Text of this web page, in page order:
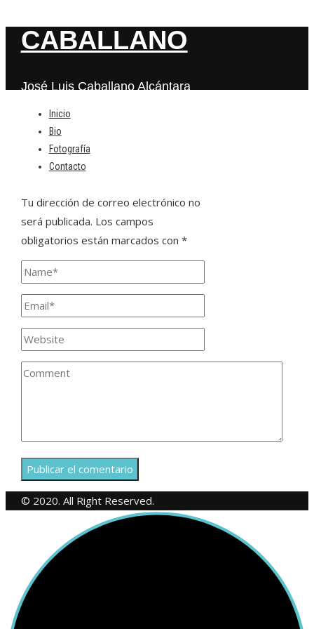
CABALLANO
José Luis Caballano Alcántara
Inicio
Bio
Fotografía
Contacto
Deja una respuesta
Tu dirección de correo electrónico no
será publicada. Los campos
obligatorios están marcados con *
© 2020. All Right Reserved.